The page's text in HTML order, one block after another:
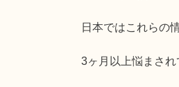
日本ではこれらの
3ヶ月以上悩まされ